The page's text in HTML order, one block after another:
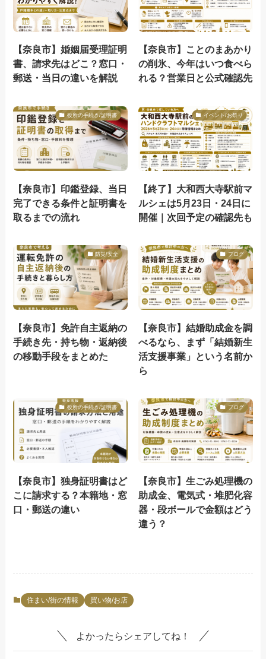
【奈良市】婚姻届受理証明
書、請求先はどこ？窓口・
郵送・当日の違いを解説
【奈良市】ことのまあかり
の削氷、今年はいつ食べら
れる？営業日と公式確認先
役所の手続き/証明書
【奈良市】印鑑登録、当日
完了できる条件と証明書を
取るまでの流れ
イベント/お祭り
【終了】大和西大寺駅前マ
ルシェは5月23日・24日に
開催｜次回予定の確認先も
防災/安全
【奈良市】免許自主返納の
手続き先・持ち物・返納後
の移動手段をまとめた
ブログ
【奈良市】結婚助成金を調
べるなら、まず「結婚新生
活支援事業」という名前か
ら
役所の手続き/証明書
【奈良市】独身証明書はど
こに請求する？本籍地・窓
口・郵送の違い
ブログ
【奈良市】生ごみ処理機の
助成金、電気式・堆肥化容
器・段ボールで金額はどう
違う？
住まい/街の情報 買い物/お店
よかったらシェアしてね！